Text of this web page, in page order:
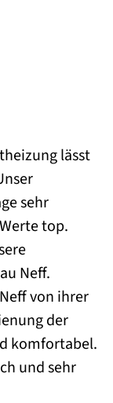
lässt
sehr
top.
Neff.
von ihrer
der
komfortabel.
und sehr